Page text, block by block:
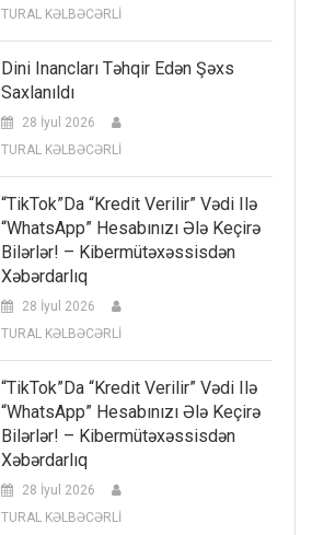
TURAL KƏLBƏCƏRLİ
Dini Inancları Təhqir Edən Şəxs
Saxlanıldı
28 İyul 2026
TURAL KƏLBƏCƏRLİ
“TikTok”da “kredit Verilir” Vədi Ilə
“WhatsApp” Hesabınızı Ələ Keçirə
Bilərlər! – Kibermütəxəssisdən
Xəbərdarlıq
28 İyul 2026
TURAL KƏLBƏCƏRLİ
“TikTok”da “kredit Verilir” Vədi Ilə
“WhatsApp” Hesabınızı Ələ Keçirə
Bilərlər! – Kibermütəxəssisdən
Xəbərdarlıq
28 İyul 2026
TURAL KƏLBƏCƏRLİ